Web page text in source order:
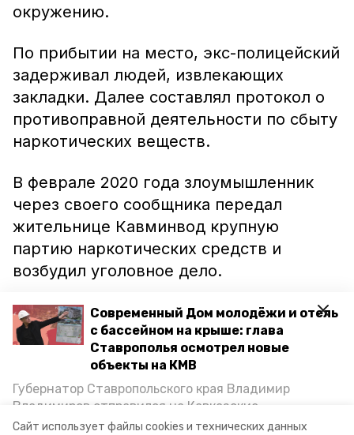
Сайт использует файлы cookies и технических данных
Современный Дом молодёжи и отель
с бассейном на крыше: глава
Ставрополья осмотрел новые
объекты на КМВ
Губернатор Ставропольского края Владимир
Владимиров отправился на Кавказские
Минеральные Воды, чтобы проинспектировать
окружению.
По прибытии на место, экс-полицейский
задерживал людей, извлекающих
закладки. Далее составлял протокол о
противоправной деятельности по сбыту
наркотических веществ.
В феврале 2020 года злоумышленник
через своего сообщника передал
жительнице Кавминвод крупную
партию наркотических средств и
возбудил уголовное дело.
На данный момент на экс-полицейского
возбуждены уголовные дела за
превышение должностных полномочий
и сбыт наркотиков. Расследование уже
закончено, а материалы дела
направлены в Минераловодский